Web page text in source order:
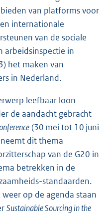
van platforms voor
internationale
van de sociale
arbeidsinspectie in
het maken van
in Nederland.
leefbaar loon
de aandacht gebracht
(30 mei tot 10 juni
dit thema
van de G20 in
betrekken in de
standaarden.
op de agenda staan
Sustainable Sourcing in the